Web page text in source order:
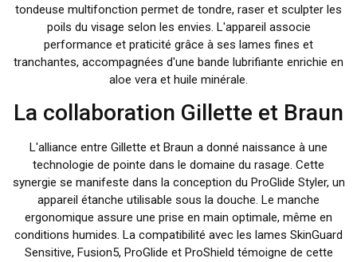
tondeuse multifonction permet de tondre, raser et sculpter les
poils du visage selon les envies. L'appareil associe
performance et praticité grâce à ses lames fines et
tranchantes, accompagnées d'une bande lubrifiante enrichie en
aloe vera et huile minérale.
La collaboration Gillette et Braun
L'alliance entre Gillette et Braun a donné naissance à une
technologie de pointe dans le domaine du rasage. Cette
synergie se manifeste dans la conception du ProGlide Styler, un
appareil étanche utilisable sous la douche. Le manche
ergonomique assure une prise en main optimale, même en
conditions humides. La compatibilité avec les lames SkinGuard
Sensitive, Fusion5, ProGlide et ProShield témoigne de cette